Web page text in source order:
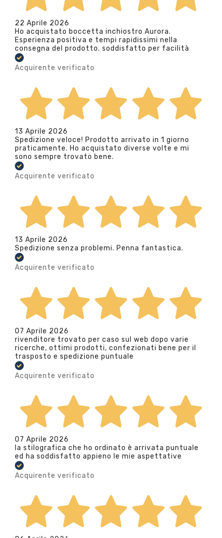
22 Aprile 2026
Ho acquistato boccetta inchiostro Aurora.
Esperienza positiva e tempi rapidissimi nella
consegna del prodotto. soddisfatto per facilità
Acquirente verificato
13 Aprile 2026
Spedizione veloce! Prodotto arrivato in 1 giorno
praticamente. Ho acquistato diverse volte e mi
sono sempre trovato bene.
Acquirente verificato
13 Aprile 2026
Spedizione senza problemi. Penna fantastica.
Acquirente verificato
07 Aprile 2026
rivenditore trovato per caso sul web dopo varie
ricerche, ottimi prodotti, confezionati bene per il
trasposto e spedizione puntuale
Acquirente verificato
07 Aprile 2026
la stilografica che ho ordinato è arrivata puntuale
ed ha soddisfatto appieno le mie aspettative
Acquirente verificato